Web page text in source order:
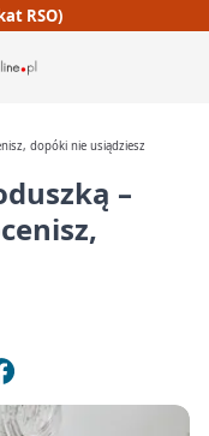
RSO)
dopóki nie usiądziesz
–